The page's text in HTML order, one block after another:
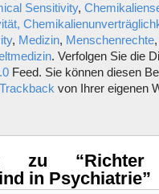
Sensitivity,
, Medizin, Menschenrechte,
. Verfolgen Sie die
Feed. Sie können diesen
Trackback von Ihrer eigenen
zu “Richter
in Psychiatrie”